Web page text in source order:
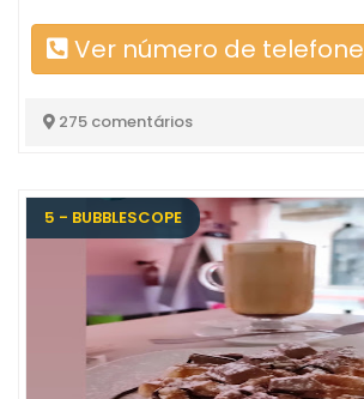
Ver número de telefone
275 comentários
5 - BUBBLESCOPE